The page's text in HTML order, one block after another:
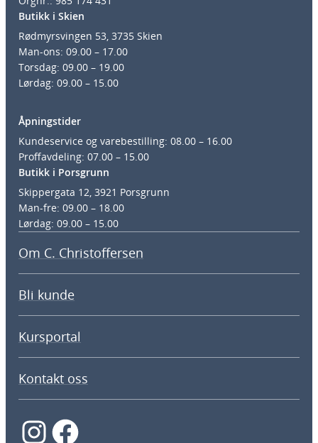
Butikk i Skien
Rødmyrsvingen 53, 3735 Skien
Man-ons: 09.00 – 17.00
Torsdag: 09.00 – 19.00
Lørdag: 09.00 – 15.00
Åpningstider
Kundeservice og varebestilling: 08.00 – 16.00
Proffavdeling: 07.00 – 15.00
Butikk i Porsgrunn
Skippergata 12, 3921 Porsgrunn
Man-fre: 09.00 – 18.00
Lørdag: 09.00 – 15.00
Om C. Christoffersen
Bli kunde
Kursportal
Kontakt oss
InstagramFacebook